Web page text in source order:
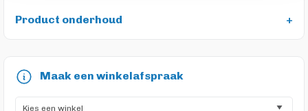
Product onderhoud
Maak een winkelafspraak